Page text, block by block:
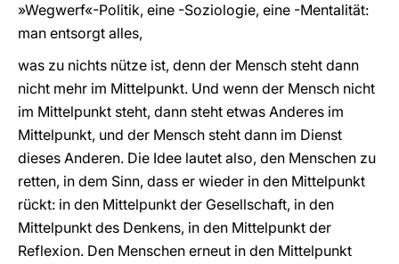
»Wegwerf«-Politik, eine -Soziologie, eine -Mentalität:
man entsorgt alles,
was zu nichts nütze ist, denn der Mensch steht dann
nicht mehr im Mittelpunkt. Und wenn der Mensch nicht
im Mittelpunkt steht, dann steht etwas Anderes im
Mittelpunkt, und der Mensch steht dann im Dienst
dieses Anderen. Die Idee lautet also, den Menschen zu
retten, in dem Sinn, dass er wieder in den Mittelpunkt
rückt: in den Mittelpunkt der Gesellschaft, in den
Mittelpunkt des Denkens, in den Mittelpunkt der
Reflexion. Den Menschen erneut in den Mittelpunkt